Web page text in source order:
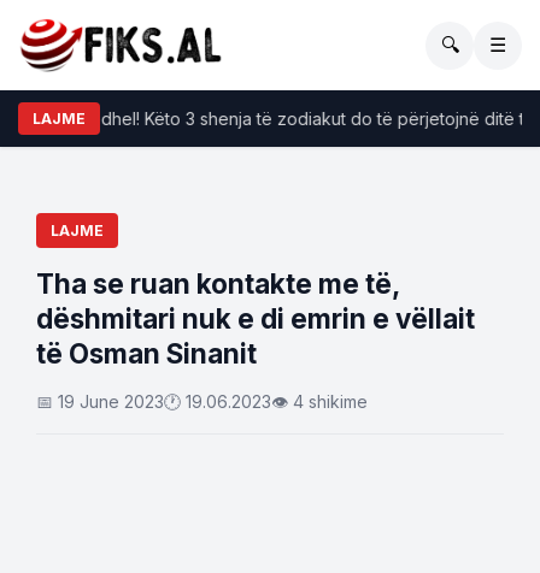
🔍 ☰
LAJME
i përkëdhel! Këto 3 shenja të zodiakut do të përjetojnë ditë të
LAJME
​Tha se ruan kontakte me të,
dëshmitari nuk e di emrin e vëllait
të Osman Sinanit
📅 19 June 2023🕐 19.06.2023👁 4 shikime